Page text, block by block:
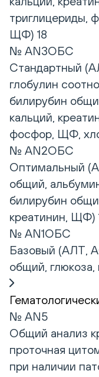
триглицериды,
ЩФ) 18
№ AN3ОБС
Стандартный
глобулин
билирубин
кальций,
фосфор, ЩФ,
№ AN2ОБС
Оптимальный
общий,
билирубин
креатинин, ЩФ)
№ AN1ОБС
Базовый (АЛТ,
общий, глюкоза,
№ AN5
Общий анализ
проточная
при наличии